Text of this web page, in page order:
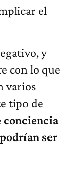
el
y
con lo que
varios
tipo de
conciencia
ser